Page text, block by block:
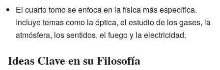
El cuarto tomo se enfoca en la física más específica.
Incluye temas como la óptica, el estudio de los gases, la
atmósfera, los sentidos, el fuego y la electricidad.
Ideas Clave en su Filosofía